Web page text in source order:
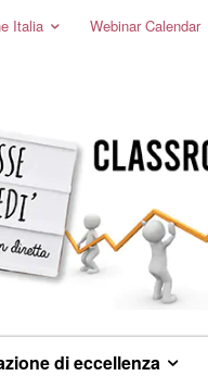
Italia Webinar Calendar
di eccellenza